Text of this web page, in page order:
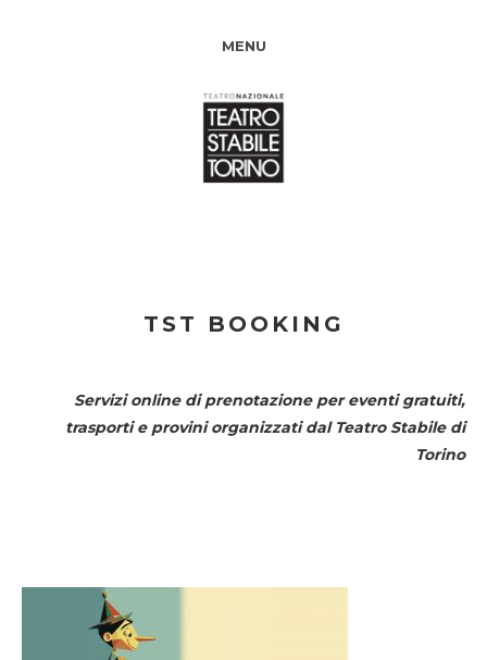
MENU
TST BOOKING
Servizi online di prenotazione per eventi gratuiti,
trasporti e provini organizzati dal Teatro Stabile di
Torino